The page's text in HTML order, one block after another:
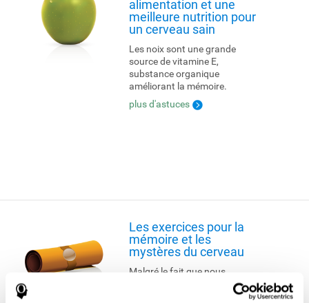
alimentation et une
meilleure nutrition pour
un cerveau sain
Les noix sont une grande
source de vitamine E,
substance organique
améliorant la mémoire.
plus d'astuces
Les exercices pour la
mémoire et les
mystères du cerveau
Malgré le fait que nous
passions plus d'un quart de
notre vie à dormir, la véritable